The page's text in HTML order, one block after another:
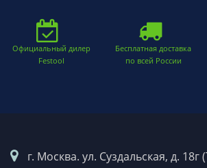
Официальный дилер
Festool
Бесплатная доставка
по всей России
г. Москва. ул. Суздальская, д.